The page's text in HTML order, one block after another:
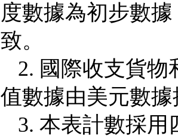
度數據為初步數
致。
2. 國際收支貨
值數據由美元數
3.本表計數採用